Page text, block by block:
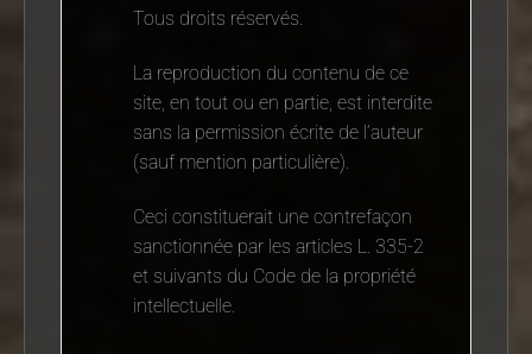
Tous droits réservés.
La reproduction du contenu de ce
site, en tout ou en partie, est interdite
sans la permission écrite de l’auteur
(sauf mention particulière).
Ceci constituerait une contrefaçon
sanctionnée par les articles L. 335-2
et suivants du Code de la propriété
intellectuelle.